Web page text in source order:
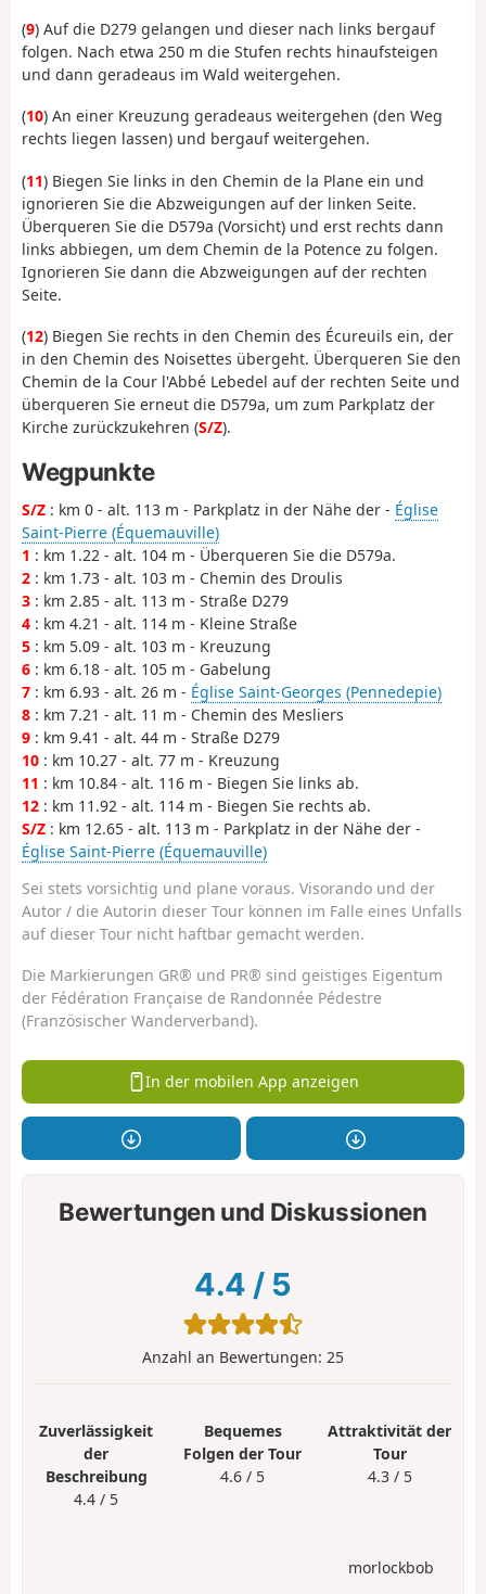
(9) Auf die D279 gelangen und dieser nach links bergauf
folgen. Nach etwa 250 m die Stufen rechts hinaufsteigen
und dann geradeaus im Wald weitergehen.
(10) An einer Kreuzung geradeaus weitergehen (den Weg
rechts liegen lassen) und bergauf weitergehen.
(11) Biegen Sie links in den Chemin de la Plane ein und
ignorieren Sie die Abzweigungen auf der linken Seite.
Überqueren Sie die D579a (Vorsicht) und erst rechts dann
links abbiegen, um dem Chemin de la Potence zu folgen.
Ignorieren Sie dann die Abzweigungen auf der rechten
Seite.
(12) Biegen Sie rechts in den Chemin des Écureuils ein, der
in den Chemin des Noisettes übergeht. Überqueren Sie den
Chemin de la Cour l'Abbé Lebedel auf der rechten Seite und
überqueren Sie erneut die D579a, um zum Parkplatz der
Kirche zurückzukehren (S/Z).
Wegpunkte
S/Z : km 0 - alt. 113 m - Parkplatz in der Nähe der - Église
Saint-Pierre (Équemauville)
1 : km 1.22 - alt. 104 m - Überqueren Sie die D579a.
2 : km 1.73 - alt. 103 m - Chemin des Droulis
3 : km 2.85 - alt. 113 m - Straße D279
4 : km 4.21 - alt. 114 m - Kleine Straße
5 : km 5.09 - alt. 103 m - Kreuzung
6 : km 6.18 - alt. 105 m - Gabelung
7 : km 6.93 - alt. 26 m - Église Saint-Georges (Pennedepie)
8 : km 7.21 - alt. 11 m - Chemin des Mesliers
9 : km 9.41 - alt. 44 m - Straße D279
10 : km 10.27 - alt. 77 m - Kreuzung
11 : km 10.84 - alt. 116 m - Biegen Sie links ab.
12 : km 11.92 - alt. 114 m - Biegen Sie rechts ab.
S/Z : km 12.65 - alt. 113 m - Parkplatz in der Nähe der -
Église Saint-Pierre (Équemauville)
Sei stets vorsichtig und plane voraus. Visorando und der
Autor / die Autorin dieser Tour können im Falle eines Unfalls
auf dieser Tour nicht haftbar gemacht werden.
Die Markierungen GR® und PR® sind geistiges Eigentum
der Fédération Française de Randonnée Pédestre
(Französischer Wanderverband).
In der mobilen App anzeigen
Bewertungen und Diskussionen
4.4 / 5
Anzahl an Bewertungen: 25
Zuverlässigkeit
der
Beschreibung
4.4 / 5
Bequemes
Folgen der Tour
4.6 / 5
Attraktivität der
Tour
4.3 / 5
morlockbob